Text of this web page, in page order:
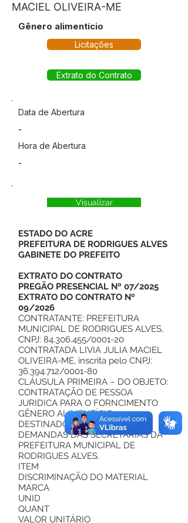
MACIEL OLIVEIRA-ME
Gênero alimentício
Licitações
Extrato do Contrato
Data de Abertura
-
Hora de Abertura
-
Visualizar
ESTADO DO ACRE
PREFEITURA DE RODRIGUES ALVES
GABINETE DO PREFEITO
EXTRATO DO CONTRATO
PREGÃO PRESENCIAL Nº 07/2025
EXTRATO DO CONTRATO Nº
09/2026
CONTRATANTE: PREFEITURA
MUNICIPAL DE RODRIGUES ALVES,
CNPJ: 84.306.455/0001-20
CONTRATADA LIVIA JULIA MACIEL
OLIVEIRA-ME, inscrita pelo CNPJ:
36.394.712/0001-80
CLÁUSULA PRIMEIRA – DO OBJETO:
CONTRATAÇÃO DE PESSOA
JURIDICA PARA O FORNCIMENTO
GÊNERO ALIMENTÍCIO
DESTINADOS A ATENDER AS
DEMANDAS DAS SECRETARIAS DA
PREFEITURA MUNICIPAL DE
RODRIGUES ALVES.
ITEM
DISCRIMINAÇÃO DO MATERIAL
MARCA
UNID
QUANT
VALOR UNITÁRIO